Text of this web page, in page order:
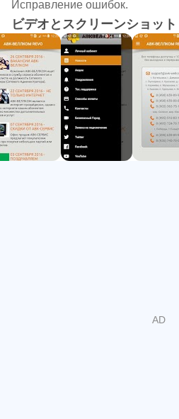
を除く）任意の個人口座加入者
ターネット接続サービスを支払
持っています。この機能は、セ
支払い方法 - 。>銀行カードで
プリケーションを介して、あな
トワークへの接続要求を送信す
に、このモバイルアプリは再設
ン。
Исправление ошибок.
ビデオとスクリーンショット